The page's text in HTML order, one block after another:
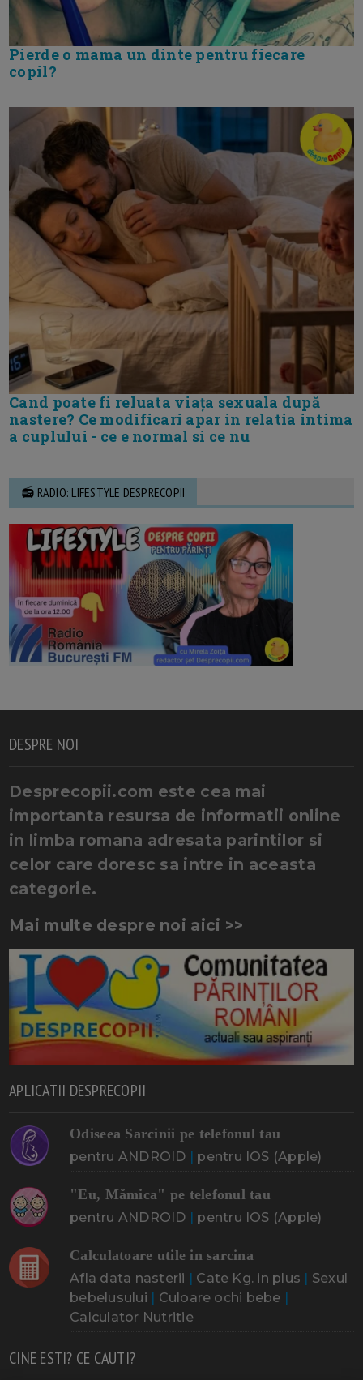
Pierde o mama un dinte pentru fiecare
copil?
Cand poate fi reluata viața sexuala după
nastere? Ce modificari apar in relatia intima
a cuplului - ce e normal si ce nu
📻 RADIO: LIFESTYLE DESPRECOPII
DESPRE NOI
Desprecopii.com este cea mai
importanta resursa de informatii online
in limba romana adresata parintilor si
celor care doresc sa intre in aceasta
categorie.
Mai multe despre noi aici >>
APLICATII DESPRECOPII
Odiseea Sarcinii pe telefonul tau
pentru ANDROID | pentru IOS (Apple)
"Eu, Mămica" pe telefonul tau
pentru ANDROID | pentru IOS (Apple)
Calculatoare utile in sarcina
Afla data nasterii | Cate Kg. in plus | Sexul
bebelusului | Culoare ochi bebe |
Calculator Nutritie
CINE ESTI? CE CAUTI?